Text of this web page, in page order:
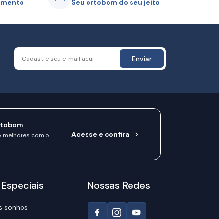
Seu ortobom do seu jeito
Enviar
melhores com o Acesse e confira
sonhos
Nossas Redes